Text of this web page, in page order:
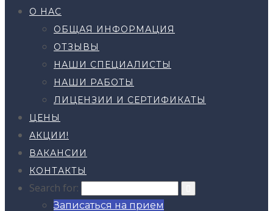
О НАС
ОБЩАЯ ИНФОРМАЦИЯ
ОТЗЫВЫ
НАШИ СПЕЦИАЛИСТЫ
НАШИ РАБОТЫ
ЛИЦЕНЗИИ И СЕРТИФИКАТЫ
ЦЕНЫ
АКЦИИ!
ВАКАНСИИ
КОНТАКТЫ
Search for:
Записаться на прием